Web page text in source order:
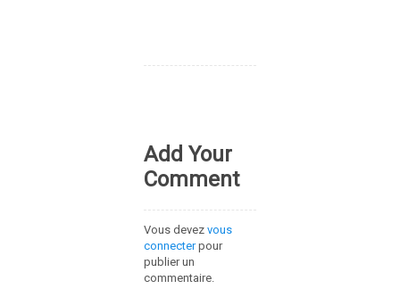
Add Your
Comment
Vous devez vous
connecterpour
publier un
commentaire.